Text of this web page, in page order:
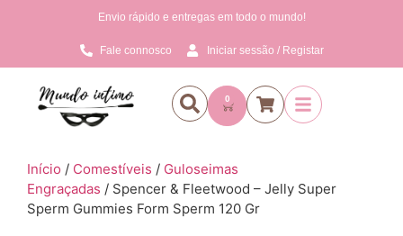
Envio rápido e entregas em todo o mundo!
Fale connosco Iniciar sessão / Registar
0
Início / Comestíveis / Guloseimas
Engraçadas / Spencer & Fleetwood – Jelly Super
Sperm Gummies Form Sperm 120 Gr